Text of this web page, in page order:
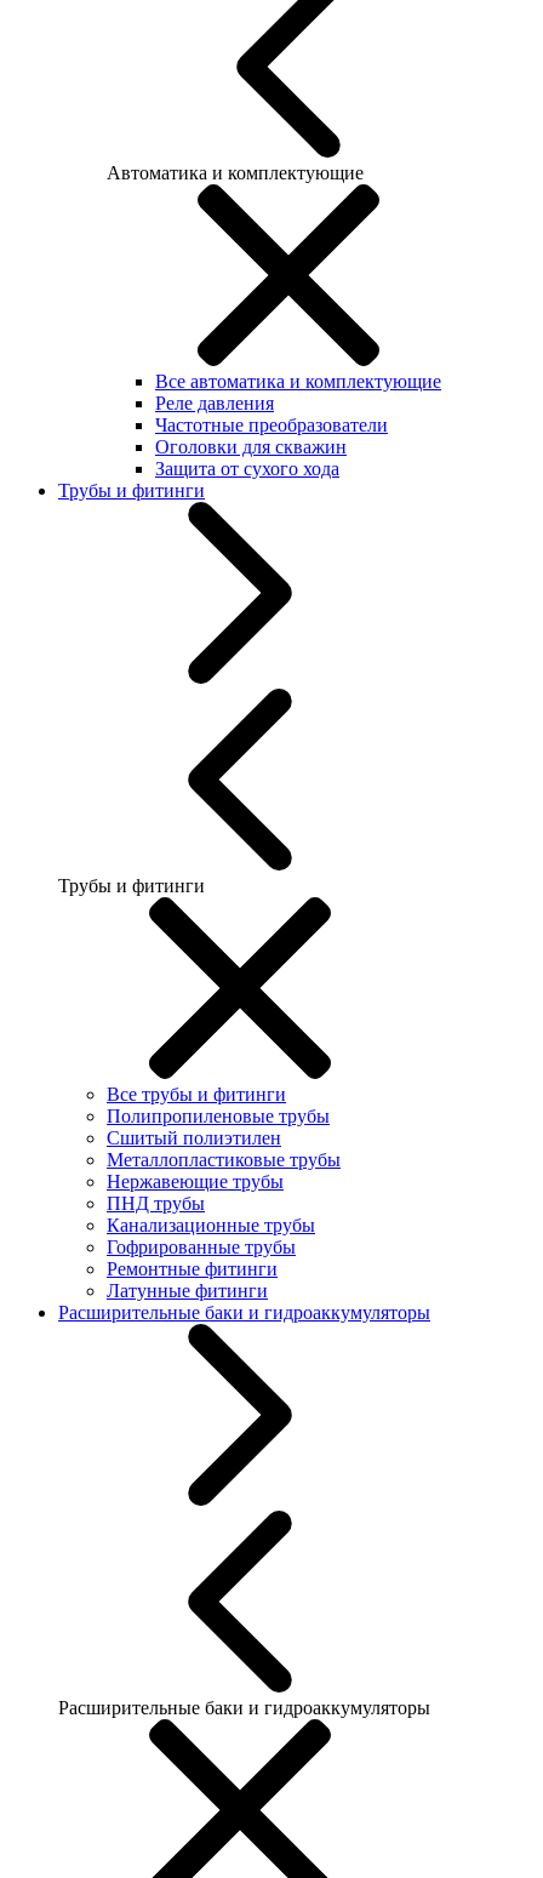
Автоматика и комплектующие
Все автоматика и комплектующие
Реле давления
Частотные преобразователи
Оголовки для скважин
Защита от сухого хода
Трубы и фитинги
Трубы и фитинги
Все трубы и фитинги
Полипропиленовые трубы
Сшитый полиэтилен
Металлопластиковые трубы
Нержавеющие трубы
ПНД трубы
Канализационные трубы
Гофрированные трубы
Ремонтные фитинги
Латунные фитинги
Расширительные баки и гидроаккумуляторы
Расширительные баки и гидроаккумуляторы